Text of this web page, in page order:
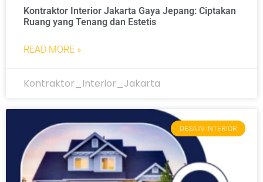
Kontraktor Interior Jakarta Gaya Jepang: Ciptakan
Ruang yang Tenang dan Estetis
READ MORE »
Kontraktor_Interior_Jakarta
DESAIN INTERIOR